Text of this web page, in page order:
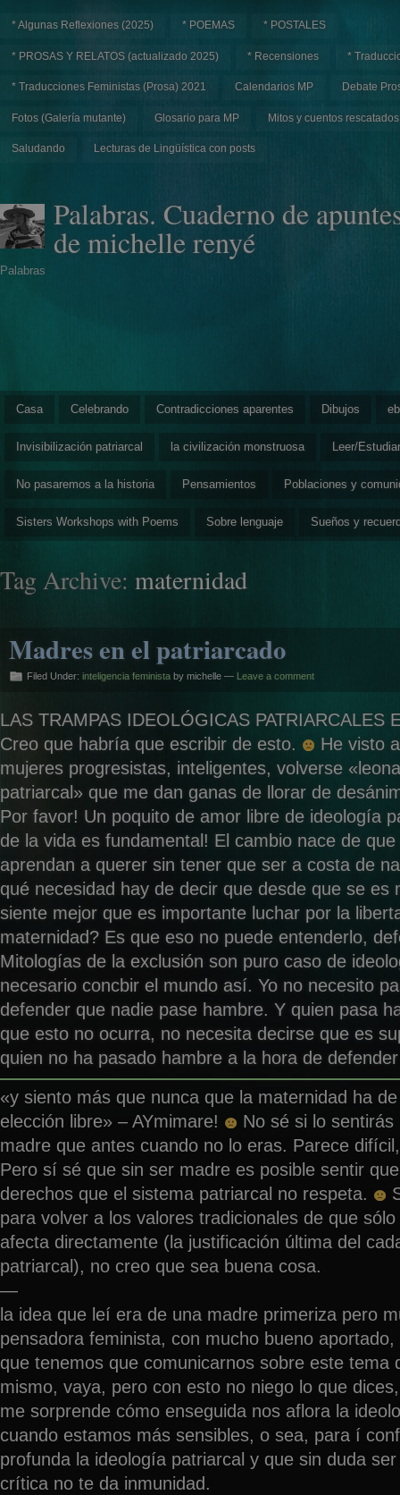
* Algunas Reflexiones (2025) * POEMAS * POSTALES
* PROSAS Y RELATOS (actualizado 2025) * Recensiones *
* Traducciones Feministas (Prosa) 2021 Calendarios MP Debate
Fotos (Galería mutante) Glosario para MP Mitos y cuentos rescatados
Saludando Lecturas de Lingüística con posts
Palabras. Cuaderno de
de michelle renyé
Palabras
Casa Celebrando Contradicciones aparentes Dibujos
Invisibilización patriarcal la civilización monstruosa Leer/Estudiar
No pasaremos a la historia Pensamientos Poblaciones y
Sisters Workshops with Poems Sobre lenguaje Sueños y
Tag Archive: maternidad
Madres en el patriarcado
Filed Under: inteligencia feminista by michelle — Leave a comment
LAS TRAMPAS IDEOLÓGICAS PATRIARCALES
Creo que habría que escribir de esto.
He visto
mujeres progresistas, inteligentes, volverse
patriarcal» que me dan ganas de llorar de
Por favor! Un poquito de amor libre de ideología
de la vida es fundamental! El cambio nace de
aprendan a querer sin tener que ser a costa de
qué necesidad hay de decir que desde que se es
siente mejor que es importante luchar por la
maternidad? Es que eso no puede entenderlo,
Mitologías de la exclusión son puro caso de
necesario concbir el mundo así. Yo no necesito
defender que nadie pase hambre. Y quien pasa
que esto no ocurra, no necesita decirse que es
quien no ha pasado hambre a la hora de
«y siento más que nunca que la maternidad ha
elección libre» – AYmimare!
No sé si lo
madre que antes cuando no lo eras. Parece
Pero sí sé que sin ser madre es posible sentir
derechos que el sistema patriarcal no respeta.
para volver a los valores tradicionales de que
afecta directamente (la justificación última del
patriarcal), no creo que sea buena cosa.
—
la idea que leí era de una madre primeriza pero
pensadora feminista, con mucho bueno
que tenemos que comunicarnos sobre este tema
mismo, vaya, pero con esto no niego lo que
me sorprende cómo enseguida nos aflora la
cuando estamos más sensibles, o sea, para í
profunda la ideología patriarcal y que sin duda
crítica no te da inmunidad.